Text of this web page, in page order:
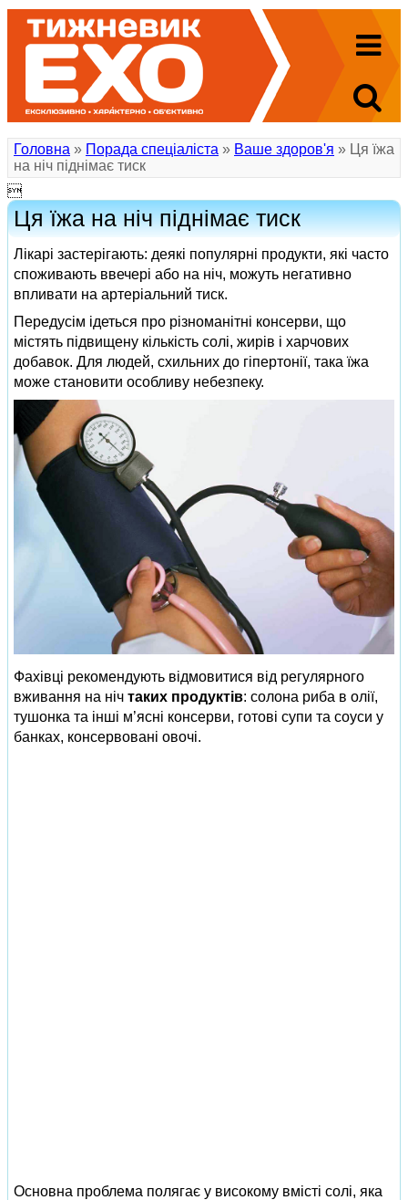
Головна » Порада спеціаліста » Ваше здоров'я » Ця їжа
на ніч піднімає тиск

Ця їжа на ніч піднімає тиск
Лікарі застерігають: деякі популярні продукти, які часто
споживають ввечері або на ніч, можуть негативно
впливати на артеріальний тиск.
Передусім ідеться про різноманітні консерви, що
містять підвищену кількість солі, жирів і харчових
добавок. Для людей, схильних до гіпертонії, така їжа
може становити особливу небезпеку.
Фахівці рекомендують відмовитися від регулярного
вживання на ніч таких продуктів: солона риба в олії,
тушонка та інші м’ясні консерви, готові супи та соуси у
банках, консервовані овочі.
Основна проблема полягає у високому вмісті солі, яка